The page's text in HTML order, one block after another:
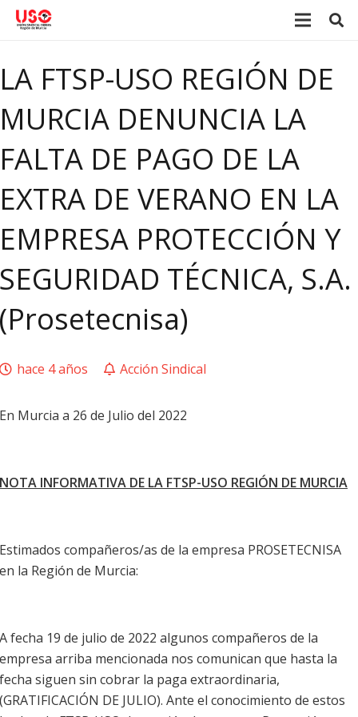
LA FTSP-USO REGIÓN DE
MURCIA DENUNCIA LA
FALTA DE PAGO DE LA
EXTRA DE VERANO EN LA
EMPRESA PROTECCIÓN Y
SEGURIDAD TÉCNICA, S.A.
(Prosetecnisa)
hace 4 años Acción Sindical
En Murcia a 26 de Julio del 2022
NOTA INFORMATIVA DE LA FTSP-USO REGIÓN DE MURCIA
Estimados compañeros/as de la empresa PROSETECNISA
en la Región de Murcia:
A fecha 19 de julio de 2022 algunos compañeros de la
empresa arriba mencionada nos comunican que hasta la
fecha siguen sin cobrar la paga extraordinaria,
(GRATIFICACIÓN DE JULIO). Ante el conocimiento de estos